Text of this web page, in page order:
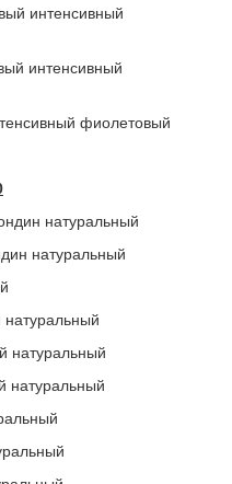
интенсивный
интенсивный
фиолетовый
натуральный
натуральный
натуральный
натуральный